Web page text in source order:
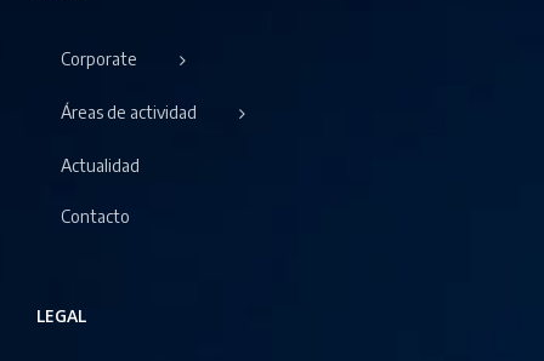
Corporate
Áreas de actividad
Actualidad
Contacto
LEGAL